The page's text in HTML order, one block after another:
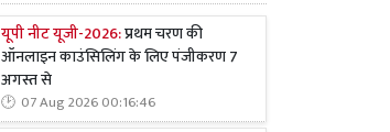
यूपी नीट यूजी-2026:प्रथम चरण की
ऑनलाइन काउंसिलिंग के लिए पंजीकरण 7
अगस्त से
07 Aug 2026 00:16:46